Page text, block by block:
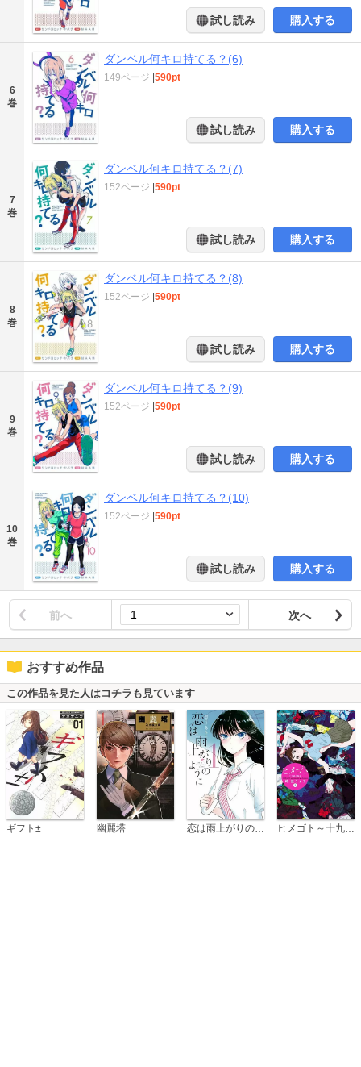
試し読み 購入する
6
巻
ダンベル何キロ持てる？(6)
149ページ 590pt
試し読み 購入する
7
巻
ダンベル何キロ持てる？(7)
152ページ 590pt
試し読み 購入する
8
巻
ダンベル何キロ持てる？(8)
152ページ 590pt
試し読み 購入する
9
巻
ダンベル何キロ持てる？(9)
152ページ 590pt
試し読み 購入する
10
巻
ダンベル何キロ持てる？(10)
152ページ 590pt
試し読み 購入する
前へ 次へ
おすすめ作品
この作品を見た人はコチラも見ています
ギフト± 幽麗塔 恋は雨上がりのように ヒメゴト～十九歳の制服～